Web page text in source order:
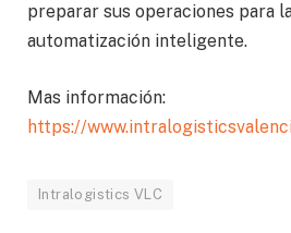
preparar sus operaciones para
automatización inteligente.
Mas información:
https://
Intralogistics VLC